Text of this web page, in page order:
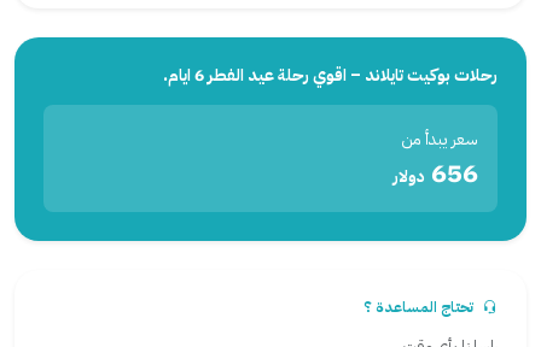
رحلات بوكيت تايلاند – اقوي رحلة عيد الفطر 6 ايام.
سعر يبدأ من
656 دولار
تحتاج المساعدة ؟